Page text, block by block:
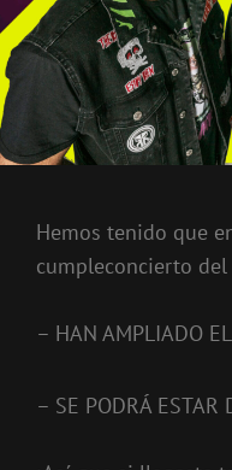
Hemos tenido que
cumpleconcierto
– HAN AMPLIADO
– SE PODRÁ ESTAR